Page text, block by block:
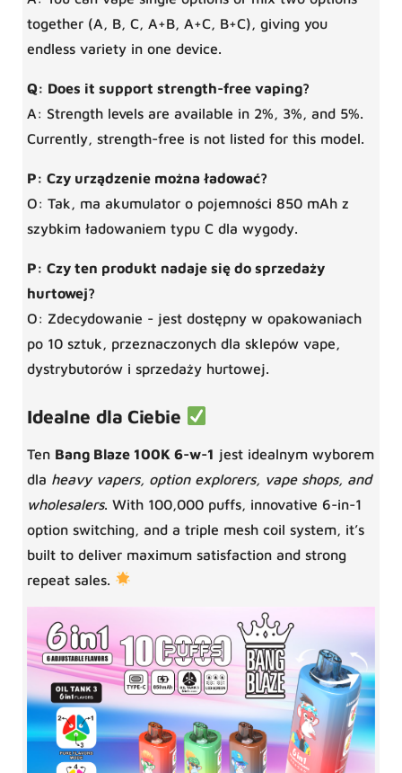
together (A, B, C, A+B, A+C, B+C), giving you
endless variety in one device.
Q: Does it support strength-free vaping?
A: Strength levels are available in 2%, 3%, and 5%.
Currently, strength-free is not listed for this model.
P: Czy urządzenie można ładować?
O: Tak, ma akumulator o pojemności 850 mAh z
szybkim ładowaniem typu C dla wygody.
P: Czy ten produkt nadaje się do sprzedaży
hurtowej?
O: Zdecydowanie - jest dostępny w opakowaniach
po 10 sztuk, przeznaczonych dla sklepów vape,
dystrybutorów i sprzedaży hurtowej.
Idealne dla Ciebie
Ten Bang Blaze 100K 6-w-1 jest idealnym wyborem
dla heavy vapers, option explorers, vape shops, and
wholesalers. With 100,000 puffs, innovative 6-in-1
option switching, and a triple mesh coil system, it’s
built to deliver maximum satisfaction and strong
repeat sales.